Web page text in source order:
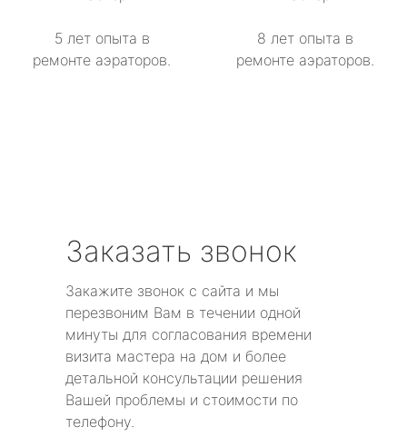
5 лет опыта в
ремонте аэраторов.
8 лет опыта в
ремонте аэраторов.
Заказать звонок
Закажите звонок с сайта и мы
перезвоним Вам в течении одной
минуты для согласования времени
визита мастера на дом и более
детальной консультации решения
Вашей проблемы и стоимости по
телефону.